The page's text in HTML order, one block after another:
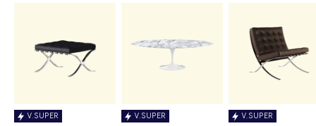
V.SUPER
V.SUPER
V.SUPER